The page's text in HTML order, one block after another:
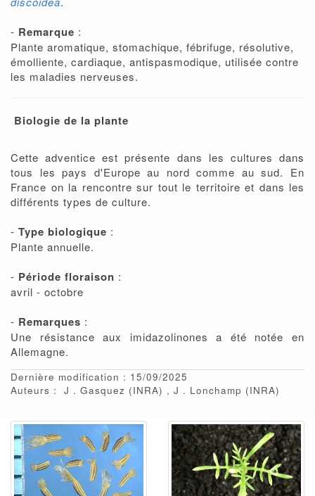
- Remarque :
Plante aromatique, stomachique, fébrifuge, résolutive,
émolliente, cardiaque, antispasmodique, utilisée contre
les maladies nerveuses.
Biologie de la plante
Cette adventice est présente dans les cultures dans
tous les pays d'Europe au nord comme au sud. En
France on la rencontre sur tout le territoire et dans les
différents types de culture.
- Type biologique :
Plante annuelle.
- Période floraison :
avril - octobre
- Remarques :
Une résistance aux imidazolinones a été notée en
Allemagne.
Dernière modification : 15/09/2025
Auteurs :
J Gasquez (INRA) J Lonchamp (INRA)